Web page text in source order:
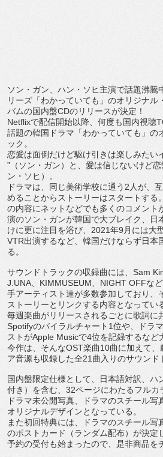
ソン・ガン、ハン・ソヒ主演で話題沸騰
リーズ「わかっていても」のオリジナル・
バムの国内盤CDのリリースが決定！
Netflixで配信開始以降、何度も国内視聴
話題の韓国ドラマ「わかっていても」の
ック。
恋愛は面倒だけど駆け引きは楽しみたい
” （ソン・ガン）と、愛は信じないけど
ン・ソヒ）。
ドラマは、同じ美術学校に通う 2 人が、
めることからストーリーはスタートする 。
の内容にネットなどでも多くのコメント
演のソン・ガンが韓国で大ブレイク、
日
けに更に注目を浴び、 2021年9 月 には大
VTR出演するなど、 韓国だけならず日本
る。
サウンドトラックの収録曲には、 Sam
J.UNA
KIMMUSEUM NIGHT OFFなど
手アーティスト達が多数参加しており、
ストーリーとリンクする内容となってい
毎週楽曲がリリースされるごとに歌詞に
Spotifyのバイラルチャート 1位や、ドラ
ストがApple Musicで4位を記録するなど
今作は、そんなOST楽曲10曲に加えて、
ア音源も収録した全21 曲入りのサウン
国内盤限定仕様として、日本語対訳、ハ
付き）を含む、 32ページにわたるフルカ
ドラマ未公開写真、
ドラマのスチール
オリジナルデザインとなっている。
また初回特典には、ドラマのスチール写
のポストカード（ランダム配布）が決定
予約の受付も始まったので、是非商品を